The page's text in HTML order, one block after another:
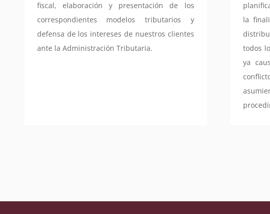
fiscal, elaboración y presentación de los
correspondientes modelos tributarios y
defensa de los intereses de nuestros clientes
ante la Administración Tributaria.
la
todos
ya